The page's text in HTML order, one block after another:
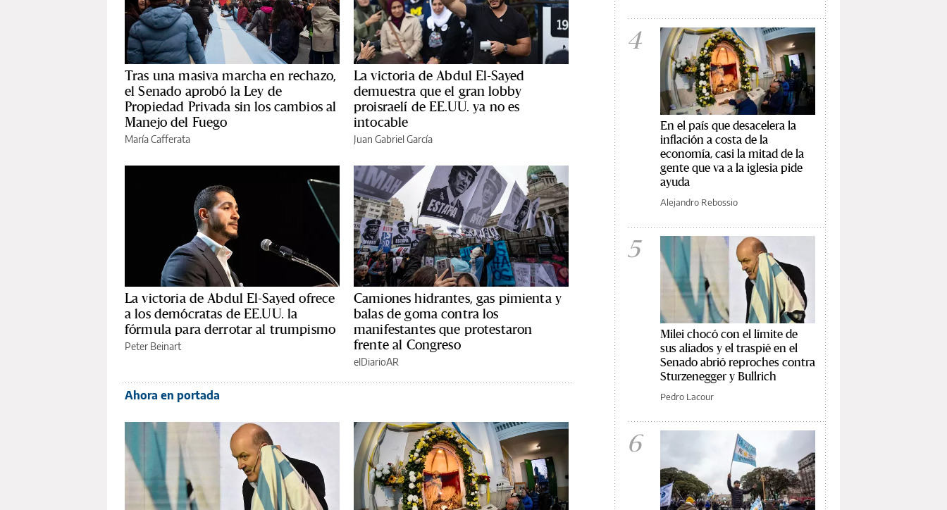
Tras una masiva marcha en rechazo,
el Senado aprobó la Ley de
Propiedad Privada sin los cambios al
Manejo del Fuego
María Cafferata
La victoria de Abdul El-Sayed
demuestra que el gran lobby
proisraelí de EE.UU. ya no es
intocable
Juan Gabriel García
La victoria de Abdul El-Sayed ofrece
a los demócratas de EE.UU. la
fórmula para derrotar al trumpismo
Peter Beinart
Camiones hidrantes, gas pimienta y
balas de goma contra los
manifestantes que protestaron
frente al Congreso
elDiarioAR
Ahora en portada
4
En el país que desacelera la
inflación a costa de la
economía, casi la mitad de la
gente que va a la iglesia pide
ayuda
Alejandro Rebossio
5
Milei chocó con el límite de
sus aliados y el traspié en el
Senado abrió reproches contra
Sturzenegger y Bullrich
Pedro Lacour
6